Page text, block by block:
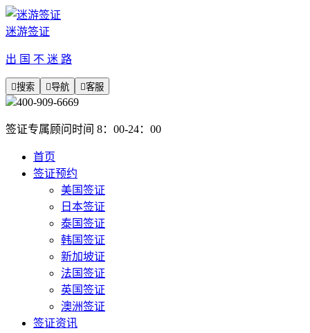
迷游签证
出 国 不 迷 路
搜索 导航 客服
400-909-6669
签证专属顾问时间 8：00-24：00
首页
签证预约
美国签证
日本签证
泰国签证
韩国签证
新加坡证
法国签证
英国签证
澳洲签证
签证资讯